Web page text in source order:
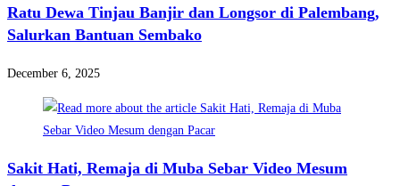
Ratu Dewa Tinjau Banjir dan Longsor di Palembang,
Salurkan Bantuan Sembako
December 6, 2025
Sakit Hati, Remaja di Muba Sebar Video Mesum